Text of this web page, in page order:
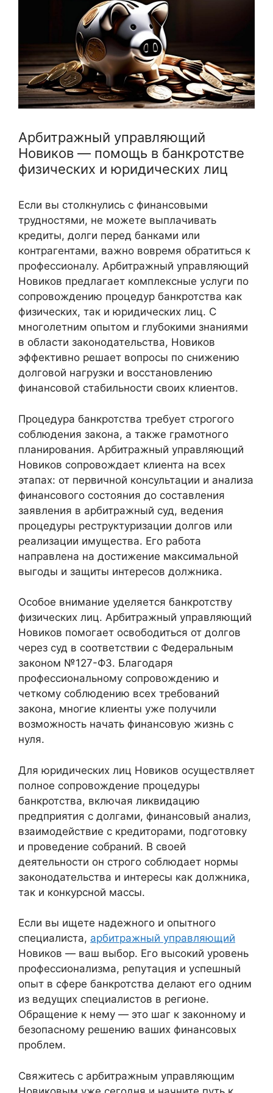
Арбитражный управляющий
Новиков — помощь в банкротстве
физических и юридических лиц
Если вы столкнулись с финансовыми
трудностями, не можете выплачивать
кредиты, долги перед банками или
контрагентами, важно вовремя обратиться к
профессионалу. Арбитражный управляющий
Новиков предлагает комплексные услуги по
сопровождению процедур банкротства как
физических, так и юридических лиц. С
многолетним опытом и глубокими знаниями
в области законодательства, Новиков
эффективно решает вопросы по снижению
долговой нагрузки и восстановлению
финансовой стабильности своих клиентов.
Процедура банкротства требует строгого
соблюдения закона, а также грамотного
планирования. Арбитражный управляющий
Новиков сопровождает клиента на всех
этапах: от первичной консультации и анализа
финансового состояния до составления
заявления в арбитражный суд, ведения
процедуры реструктуризации долгов или
реализации имущества. Его работа
направлена на достижение максимальной
выгоды и защиты интересов должника.
Особое внимание уделяется банкротству
физических лиц. Арбитражный управляющий
Новиков помогает освободиться от долгов
через суд в соответствии с Федеральным
законом №127-ФЗ. Благодаря
профессиональному сопровождению и
четкому соблюдению всех требований
закона, многие клиенты уже получили
возможность начать финансовую жизнь с
нуля.
Для юридических лиц Новиков осуществляет
полное сопровождение процедуры
банкротства, включая ликвидацию
предприятия с долгами, финансовый анализ,
взаимодействие с кредиторами, подготовку
и проведение собраний. В своей
деятельности он строго соблюдает нормы
законодательства и интересы как должника,
так и конкурсной массы.
Если вы ищете надежного и опытного
специалиста, арбитражный управляющий
Новиков — ваш выбор. Его высокий уровень
профессионализма, репутация и успешный
опыт в сфере банкротства делают его одним
из ведущих специалистов в регионе.
Обращение к нему — это шаг к законному и
безопасному решению ваших финансовых
проблем.
Свяжитесь с арбитражным управляющим